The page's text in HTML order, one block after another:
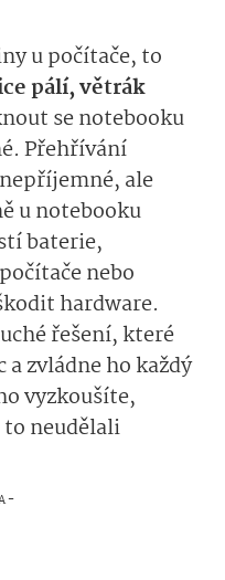
u počítače, to
pálí, větrák
se notebooku
Přehřívání
ale
u notebooku
baterie,
nebo
hardware.
řešení, které
a zvládne ho každý
vyzkoušíte,
neudělali